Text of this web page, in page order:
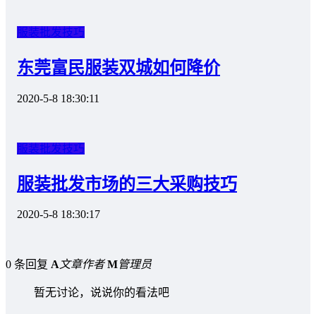
服装批发技巧
东莞富民服装双城如何降价
2020-5-8 18:30:11
服装批发技巧
服装批发市场的三大采购技巧
2020-5-8 18:30:17
0 条回复 A文章作者 M管理员
暂无讨论，说说你的看法吧